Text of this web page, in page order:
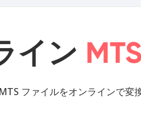
イン MTS
MTS ファイルをオンラインで変